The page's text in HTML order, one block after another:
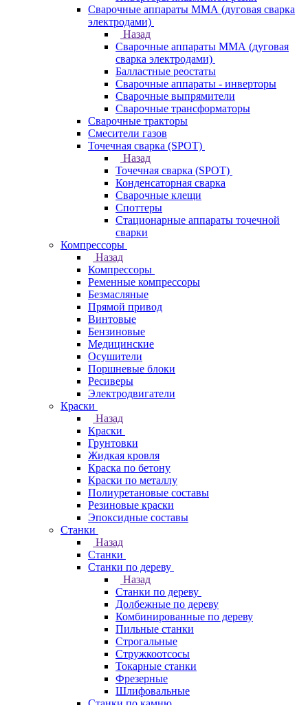
Сварочные аппараты ММА (дуговая сварка
электродами)
Назад
Сварочные аппараты ММА (дуговая
сварка электродами)
Балластные реостаты
Сварочные аппараты - инверторы
Сварочные выпрямители
Сварочные трансформаторы
Сварочные тракторы
Смесители газов
Точечная сварка (SPOT)
Назад
Точечная сварка (SPOT)
Конденсаторная сварка
Сварочные клещи
Споттеры
Стационарные аппараты точечной
сварки
Компрессоры
Назад
Компрессоры
Ременные компрессоры
Безмасляные
Прямой привод
Винтовые
Бензиновые
Медицинские
Осушители
Поршневые блоки
Ресиверы
Электродвигатели
Краски
Назад
Краски
Грунтовки
Жидкая кровля
Краска по бетону
Краски по металлу
Полиуретановые составы
Резиновые краски
Эпоксидные составы
Станки
Назад
Станки
Станки по дереву
Назад
Станки по дереву
Долбежные по дереву
Комбинированные по дереву
Пильные станки
Строгальные
Стружкоотсосы
Токарные станки
Фрезерные
Шлифовальные